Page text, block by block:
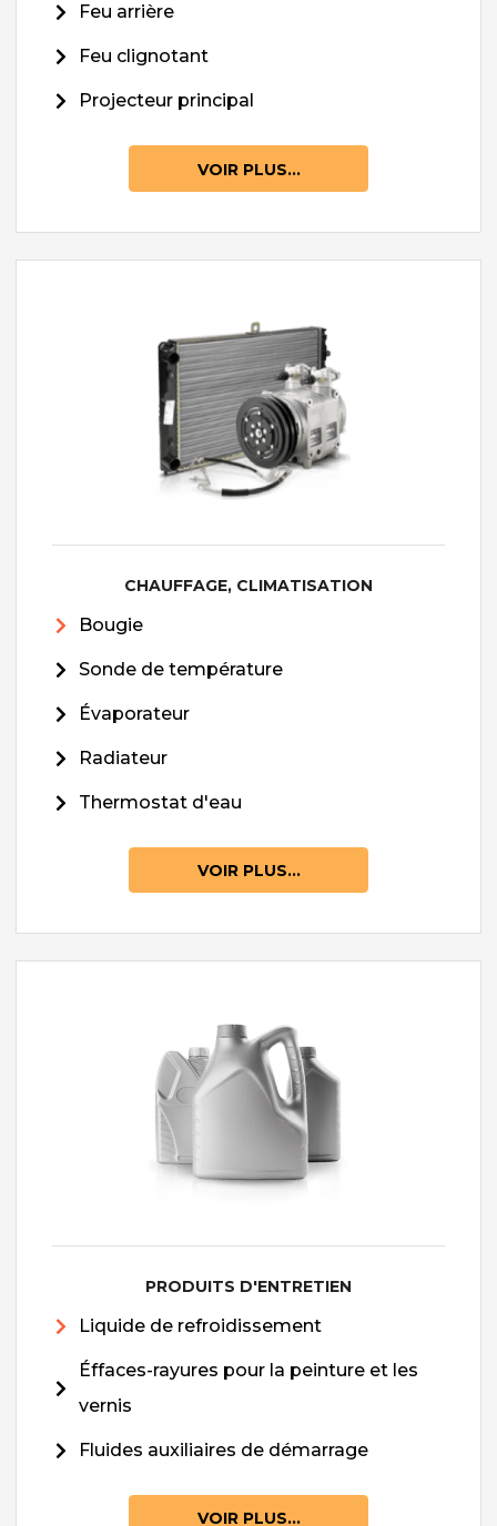
Feu arrière
Feu clignotant
Projecteur principal
VOIR PLUS...
CHAUFFAGE, CLIMATISATION
Bougie
Sonde de température
Évaporateur
Radiateur
Thermostat d'eau
VOIR PLUS...
PRODUITS D'ENTRETIEN
Liquide de refroidissement
Éffaces-rayures pour la peinture et les
vernis
Fluides auxiliaires de démarrage
VOIR PLUS...